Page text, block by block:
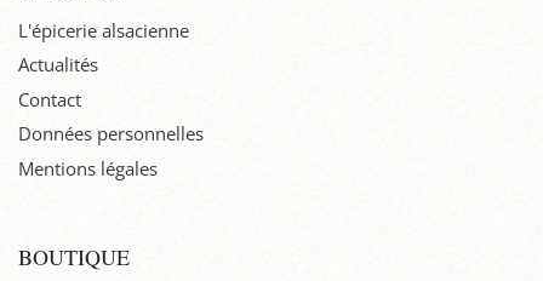
L'épicerie alsacienne
Actualités
Contact
Données personnelles
Mentions légales
BOUTIQUE